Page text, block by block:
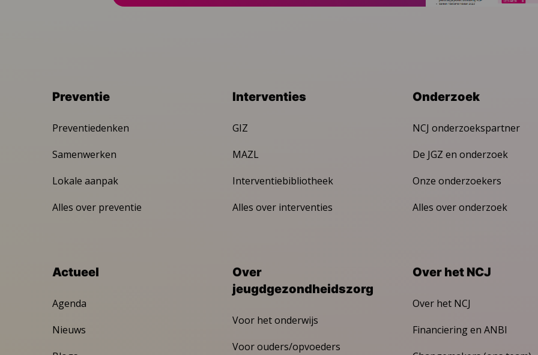
Preventie
Preventiedenken
Samenwerken
Lokale aanpak
Alles over preventie
Interventies
GIZ
MAZL
Interventiebibliotheek
Alles over interventies
Onderzoek
NCJ onderzoekspartner
De JGZ en onderzoek
Onze onderzoekers
Alles over onderzoek
Actueel
Agenda
Nieuws
Over
jeugdgezondheidszorg
Voor het onderwijs
Voor ouders/opvoeders
Over het NCJ
Over het NCJ
Financiering en ANBI